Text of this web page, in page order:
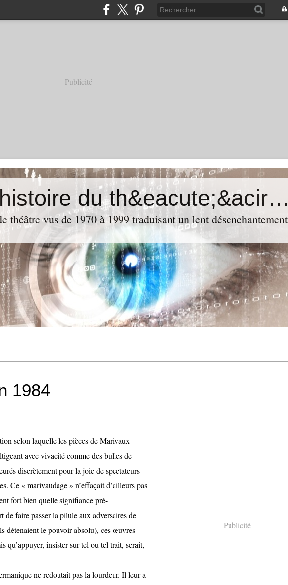
Publicité
Une certaine histoire du th&eacute;&acirc;tre
théâtre vus de 1970 à 1999 traduisant un lent désenchantement
1984
selon laquelle les pièces de Marivaux
avec vivacité comme des bulles de
discrètement pour la joie de spectateurs
Ce « marivaudage » n’effaçait d’ailleurs pas
fort bien quelle signifiance pré-
de faire passer la pilule aux adversaires de
détenaient le pouvoir absolu), ces œuvres
qu’appuyer, insister sur tel ou tel trait, serait,
ne redoutait pas la lourdeur. Il leur a
Publicité